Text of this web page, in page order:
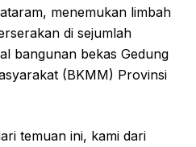
menemukan limbah
di sejumlah
bangunan bekas Gedung
(BKMM) Provinsi
temuan ini, kami dari